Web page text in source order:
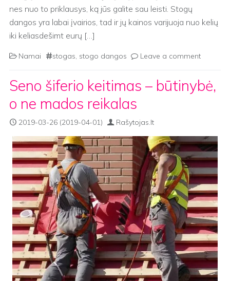
nes nuo to priklausys, ką jūs galite sau leisti. Stogų
dangos yra labai įvairios, tad ir jų kainos varijuoja nuo kelių
iki keliasdešimt eurų […]
Namai stogas, stogo dangos Leave a comment
Seno šiferio keitimas – būtinybė,
o ne mados reikalas
2019-03-26 (2019-04-01) Rašytojas.lt